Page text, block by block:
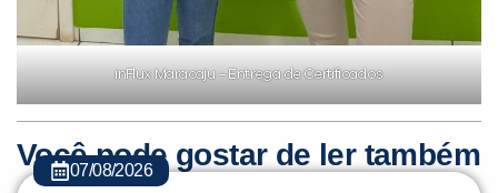
inFlux Maracaju – Entrega de Certificados
Você pode gostar de ler também
07/08/2026